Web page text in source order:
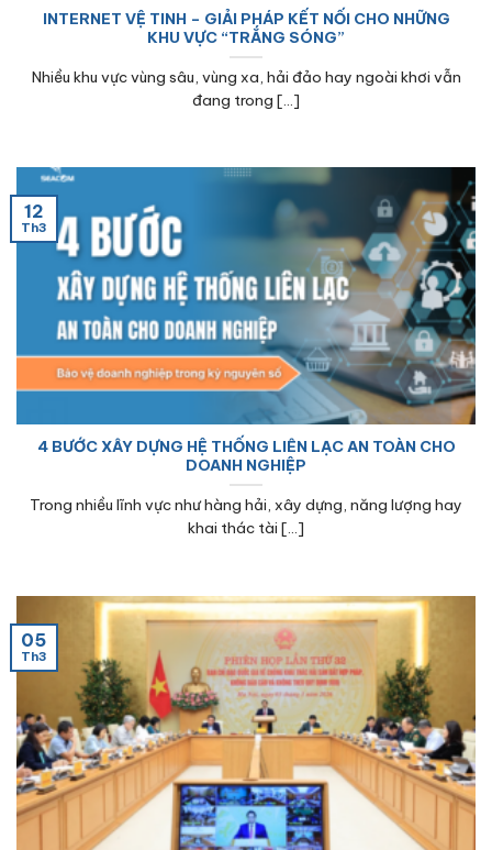
INTERNET VỆ TINH – GIẢI PHÁP KẾT NỐI CHO NHỮNG
KHU VỰC “TRẮNG SÓNG”
Nhiều khu vực vùng sâu, vùng xa, hải đảo hay ngoài khơi vẫn
đang trong [...]
4 BƯỚC XÂY DỰNG HỆ THỐNG LIÊN LẠC AN TOÀN CHO
DOANH NGHIỆP
Trong nhiều lĩnh vực như hàng hải, xây dựng, năng lượng hay
khai thác tài [...]
12
Th3
05
Th3